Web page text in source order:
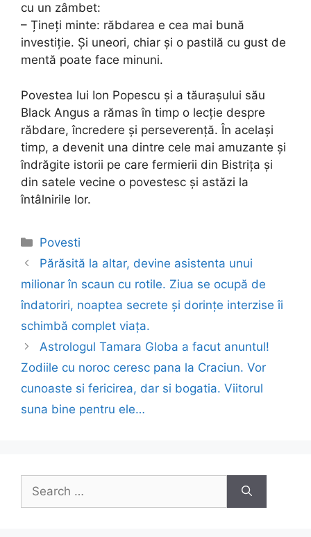
cu un zâmbet:
– Țineți minte: răbdarea e cea mai bună
investiție. Și uneori, chiar și o pastilă cu gust de
mentă poate face minuni.
Povestea lui Ion Popescu și a tăurașului său
Black Angus a rămas în timp o lecție despre
răbdare, încredere și perseverență. În același
timp, a devenit una dintre cele mai amuzante și
îndrăgite istorii pe care fermierii din Bistrița și
din satele vecine o povestesc și astăzi la
întâlnirile lor.
Categories
Povesti
Post
navigation
Părăsită la altar, devine asistenta unui
milionar în scaun cu rotile. Ziua se ocupă de
îndatoriri, noaptea secrete și dorințe interzise îi
schimbă complet viața.
Astrologul Tamara Globa a facut anuntul!
Zodiile cu noroc ceresc pana la Craciun. Vor
cunoaste si fericirea, dar si bogatia. Viitorul
suna bine pentru ele…
for: